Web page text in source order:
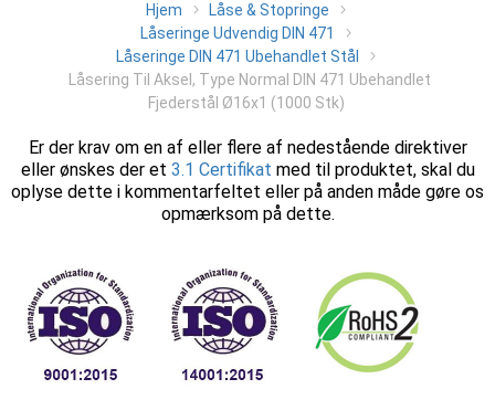
Hjem
Låse & Stopringe
Låseringe Udvendig DIN 471
Låseringe DIN 471 Ubehandlet Stål
Låsering Til Aksel, Type Normal DIN 471 Ubehandlet
Fjederstål Ø16x1 (1000 Stk)
Er der krav om en af eller flere af nedestående direktiver
eller ønskes der et 3.1 Certifikat med til produktet, skal du
oplyse dette i kommentarfeltet eller på anden måde gøre os
opmærksom på dette.